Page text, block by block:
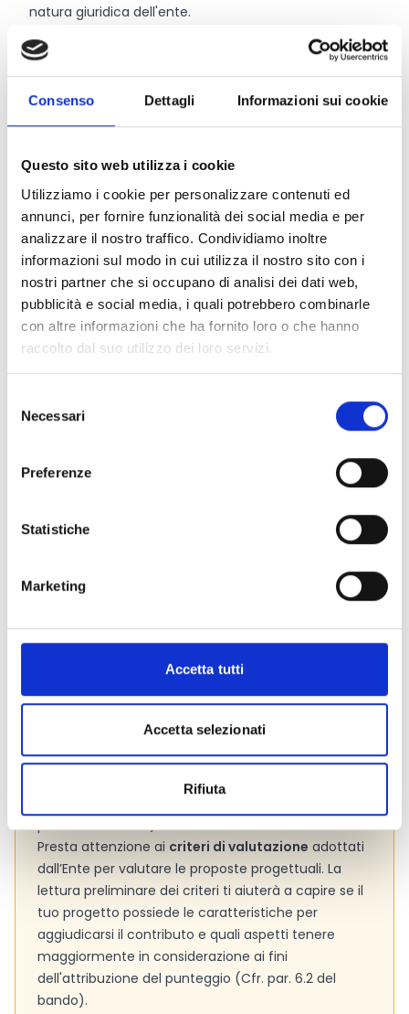
Consenso Dettagli Informazioni sui cookie
Questo sito web utilizza i cookie
Utilizziamo i cookie per personalizzare contenuti ed
annunci, per fornire funzionalità dei social media e per
analizzare il nostro traffico. Condividiamo inoltre
informazioni sul modo in cui utilizza il nostro sito con i
nostri partner che si occupano di analisi dei dati web,
pubblicità e social media, i quali potrebbero combinarle
con altre informazioni che ha fornito loro o che hanno
raccolto dal suo utilizzo dei loro servizi.
delNecessari
Preferenze
Statistiche
Marketing
Accetta tutti
Accetta selezionati
Rifiuta
natura giuridica dell'ente.
I partenariati possono essere costituiti da un minimo
di 2 soggetti fino ad un massimo di 5.
Dotazione finanziaria complessiva:
Intensità dell’aiuto: 80%
Oltre al contributo finanziario, i soggetti ammessi
Accompagnamento strategico e al consolidamento
I contributi saranno erogati in regime “de minimis”.
Pagina web per formulari e documenti
Si consiglia di consultare regolarmente il sito web
informazioni addizionali.
Consigli degli esperti
Lespese ammissibilisono tutti quei costi che
possiamo imputare nel budget di progetto. Si
par. 3.3 del bando).
Presta attenzione ai criteri di valutazione adottati
dall’Ente per valutare le proposte progettuali. La
lettura preliminare dei criteri ti aiuterà a capire se il
tuo progetto possiede le caratteristiche per
aggiudicarsi il contributo e quali aspetti tenere
maggiormente in considerazione ai fini
dell'attribuzione del punteggio (Cfr. par. 6.2 del
bando).